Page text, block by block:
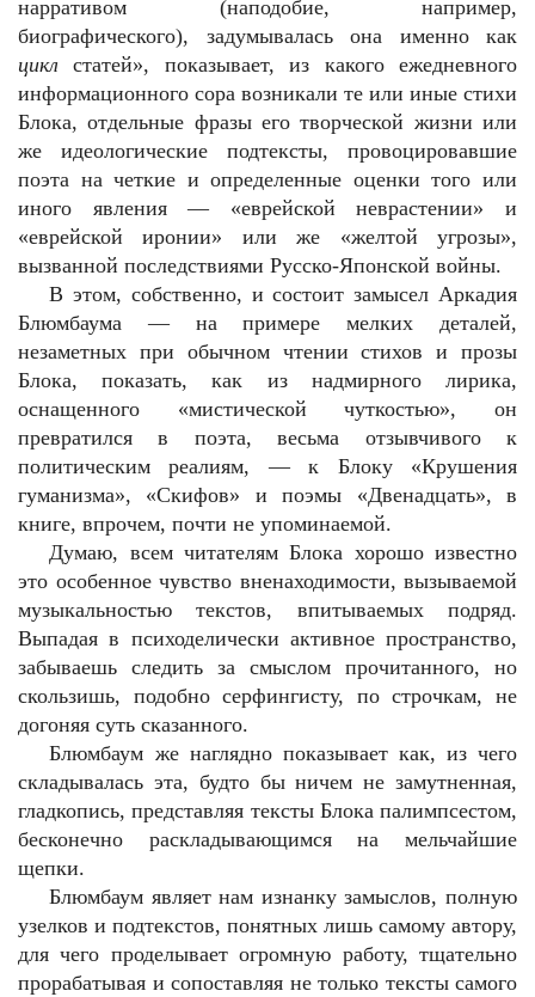
нарративом (наподобие, например,
биографического), задумывалась она именно как
цикл статей», показывает, из какого ежедневного
информационного сора возникали те или иные стихи
Блока, отдельные фразы его творческой жизни или
же идеологические подтексты, провоцировавшие
поэта на четкие и определенные оценки того или
иного явления — «еврейской неврастении» и
«еврейской иронии» или же «желтой угрозы»,
вызванной последствиями Русско-Японской войны.
В этом, собственно, и состоит замысел Аркадия
Блюмбаума — на примере мелких деталей,
незаметных при обычном чтении стихов и прозы
Блока, показать, как из надмирного лирика,
оснащенного «мистической чуткостью», он
превратился в поэта, весьма отзывчивого к
политическим реалиям, — к Блоку «Крушения
гуманизма», «Скифов» и поэмы «Двенадцать», в
книге, впрочем, почти не упоминаемой.
Думаю, всем читателям Блока хорошо известно
это особенное чувство вненаходимости, вызываемой
музыкальностью текстов, впитываемых подряд.
Выпадая в психоделически активное пространство,
забываешь следить за смыслом прочитанного, но
скользишь, подобно серфингисту, по строчкам, не
догоняя суть сказанного.
Блюмбаум же наглядно показывает как, из чего
складывалась эта, будто бы ничем не замутненная,
гладкопись, представляя тексты Блока палимпсестом,
бесконечно раскладывающимся на мельчайшие
щепки.
Блюмбаум являет нам изнанку замыслов, полную
узелков и подтекстов, понятных лишь самому автору,
для чего проделывает огромную работу, тщательно
прорабатывая и сопоставляя не только тексты самого